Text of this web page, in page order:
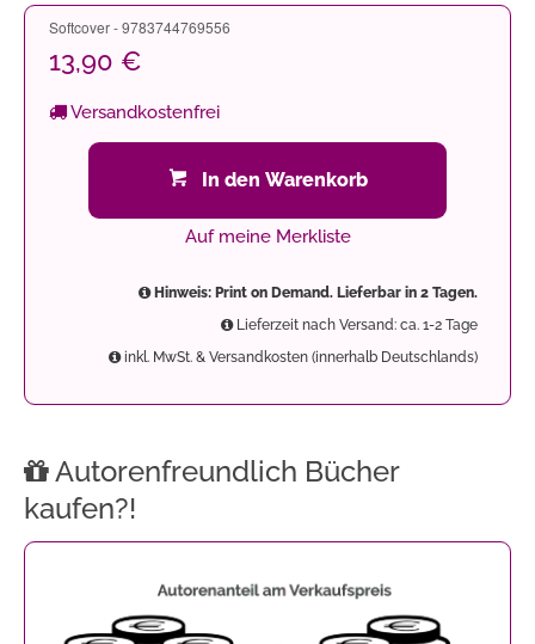
Softcover - 9783744769556
13,90 €
Versandkostenfrei
In den Warenkorb
Auf meine Merkliste
Hinweis: Print on Demand. Lieferbar in 2 Tagen.
Lieferzeit nach Versand: ca. 1-2 Tage
inkl. MwSt. & Versandkosten (innerhalb Deutschlands)
Autorenfreundlich Bücher
kaufen?!